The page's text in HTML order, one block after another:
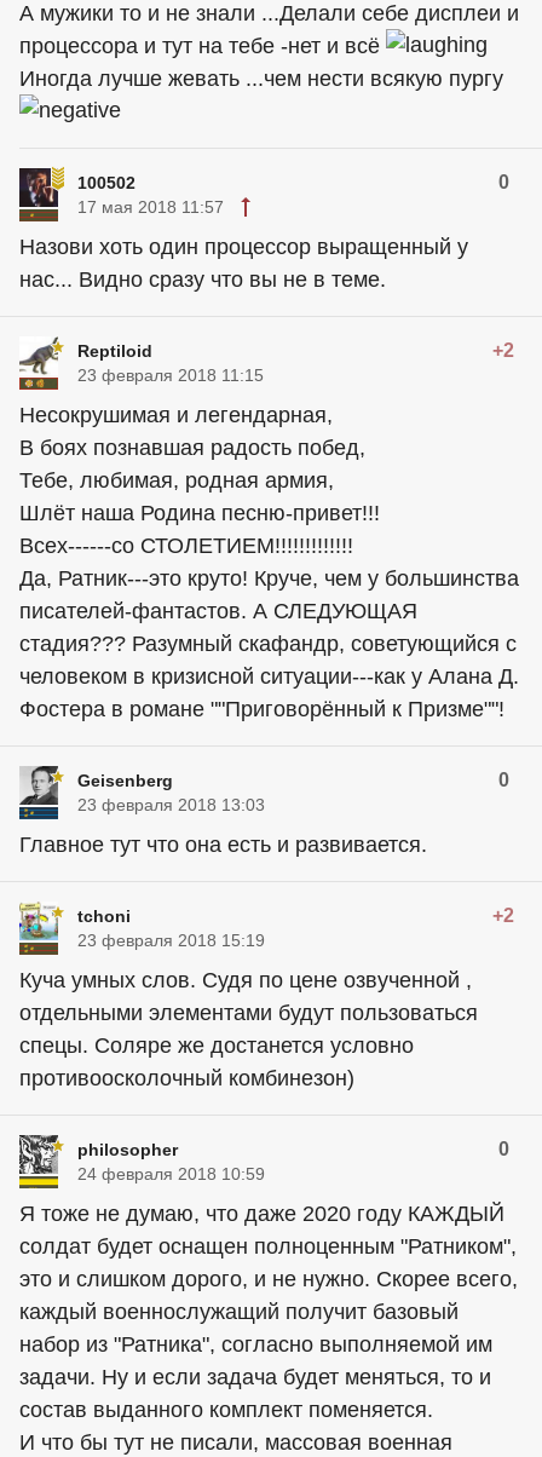
А мужики то и не знали ...Делали себе дисплеи и
процессора и тут на тебе -нет и всё
Иногда лучше жевать ...чем нести всякую пургу
100502 0
17 мая 2018 11:57
Назови хоть один процессор выращенный у
нас... Видно сразу что вы не в теме.
Reptiloid +2
23 февраля 2018 11:15
Несокрушимая и легендарная,
В боях познавшая радость побед,
Тебе, любимая, родная армия,
Шлёт наша Родина песню-привет!!!
Всех------со СТОЛЕТИЕМ!!!!!!!!!!!!!
Да, Ратник---это круто! Круче, чем у большинства
писателей-фантастов. А СЛЕДУЮЩАЯ
стадия??? Разумный скафандр, советующийся с
человеком в кризисной ситуации---как у Алана Д.
Фостера в романе ""Приговорённый к Призме""!
Geisenberg 0
23 февраля 2018 13:03
Главное тут что она есть и развивается.
tchoni +2
23 февраля 2018 15:19
Куча умных слов. Судя по цене озвученной ,
отдельными элементами будут пользоваться
спецы. Соляре же достанется условно
противоосколочный комбинезон)
philosopher 0
24 февраля 2018 10:59
Я тоже не думаю, что даже 2020 году КАЖДЫЙ
солдат будет оснащен полноценным "Ратником",
это и слишком дорого, и не нужно. Скорее всего,
каждый военнослужащий получит базовый
набор из "Ратника", согласно выполняемой им
задачи. Ну и если задача будет меняться, то и
состав выданного комплект поменяется.
И что бы тут не писали, массовая военная